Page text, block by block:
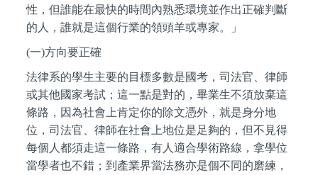
性，但誰能在最快的時間內熟悉環境並作出正確判斷
的人，誰就是這個行業的領頭羊或專家。」
(一)方向要正確
法律系的學生主要的目標多數是國考，司法官、律師
或其他國家考試；這一點是對的，畢業生不須放棄這
條路，因為社會上肯定你的除文憑外，就是身分地
位，司法官、律師在社會上地位是足夠的，但不見得
每個人都須走這一條路，有人適合學術路線，拿學位
當學者也不錯；到產業界當法務亦是個不同的磨練，